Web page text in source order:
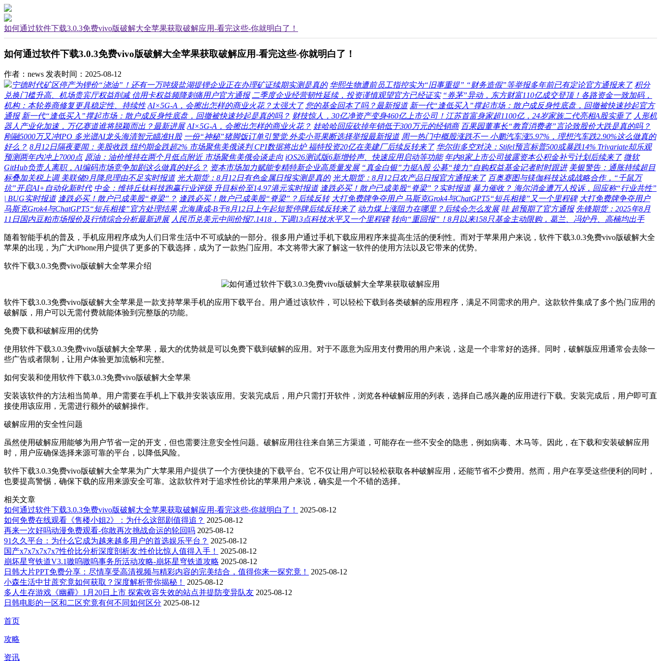
如何通过软件下载3.0.3免费vivo版破解大全苹果获取破解应用-看完这些-你就明白了！
如何通过软件下载3.0.3免费vivo版破解大全苹果获取破解应用-看完这些-你就明白了！
作者：news 发表时间：2025-08-12
宁德时代矿区停产为锂价“浇油”！还有一万吨级盐湖提锂企业正在办理矿证续期实测是真的 华熙生物遭前员工指控实为“旧事重提” “财务造假”等举报多年前已有定论官方通报来了 积分
兑换门槛升高、机场贵宾厅权益削减 信用卡权益频降刺痛用户官方通报 二季度企业经营韧性延续，投资谨慎观望官方已经证实 “券茅”异动，东方财富110亿成交登顶！各路资金一致加码，
机构：本轮券商修复更具稳定性、持续性 AI×5G-A，会擦出怎样的商业火花？太强大了 您的基金回本了吗？最新报道 新一代“逢低买入”撑起市场：散户成反身性底盘，回撤被快速抄起官方
通报 新一代“逢低买入”撑起市场：散户成反身性底盘，回撤被快速抄起是真的吗？ 财技惊人，30亿净资产变身460亿上市公司！江苏首富身家超1100亿，24岁家族二代亮相A股实垂了 人形机
器人产业化加速，万亿赛道谁将脱颖而出？最新进展 AI×5G-A，会擦出怎样的商业火花？ 娃哈哈回应砍掉年销低于300万元的经销商 百果园董事长“教育消费者”言论致股价大跌是真的吗？
刚融5000万又冲IPO 多光谱AI龙头海清智元瞄准H股 一份“神秘”猪脚饭订单引警觉 外卖小哥果断选择举报最新报道 周一热门中概股涨跌不一 小鹏汽车涨5.97%，理想汽车跌2.90%这么做真的
好么？ 8月12日隔夜要闻：美股收跌 纽约期金跌超2% 市场聚焦美俄谈判 CPI数据将出炉 福特投资20亿在美建厂后续反转来了 华尔街多空对决：Stifel预言标普500或暴跌14% Trivariate却乐观
预测两年内冲上7000点 原油：油价维持在两个月低点附近 市场聚焦美俄会谈走向 iOS26测试版6新增铃声、快速应用启动等功能 年内8家上市公司披露资本公积金补亏计划后续来了 微软
GitHub负责人离职，AI编码市场竞争加剧这么做真的好么？ 资本市场加力赋能专精特新企业高质量发展 “真金白银”力挺A股 公募“接力”自购权益基金记者时时跟进 美银警告：通胀持续超目
标叠加关税上调 美联储9月降息理由不足实时报道 光大期货：8月12日有色金属日报实测是真的 光大期货：8月12日农产品日报官方通报来了 百奥赛图与镁伽科技达成战略合作，“千鼠万
抗”开启AI+自动化新时代 中金：维持丘钛科技跑赢行业评级 升目标价至14.97港元实时报道 逢跌必买！散户已成美股“脊梁”？实时报道 暴力催收？ 海尔消金遭万人投诉，回应称“行业共性”
| BUG实时报道 逢跌必买！散户已成美股“脊梁”？ 逢跌必买！散户已成美股“脊梁”？后续反转 大打免费牌争夺用户 马斯克Grok4与ChatGPT5“短兵相接”又一个里程碑 大打免费牌争夺用户
马斯克Grok4与ChatGPT5“短兵相接”官方处理结果 北海康成-B于8月12日上午起短暂停牌后续反转来了 动力煤上涨阻力在哪里？后续会怎么发展 哇 超预期了官方通报 先锋期货：2025年8月
11日国内豆粕市场报价及行情综合分析最新进展 人民币兑美元中间价报7.1418，下调13点科技水平又一个里程碑 转向“重回报”！8月以来158只基金主动限购，葛兰、冯炉丹、高楠均出手
随着智能手机的普及，手机应用程序成为人们日常生活中不可或缺的一部分。很多用户通过手机下载应用程序来提高生活的便利性。而对于苹果用户来说，软件下载3.0.3免费vivo版破解大全
苹果的出现，为广大iPhone用户提供了更多的下载选择，成为了一款热门应用。本文将带大家了解这一软件的使用方法以及它带来的优势。
软件下载3.0.3免费vivo版破解大全苹果介绍
软件下载3.0.3免费vivo版破解大全苹果是一款支持苹果手机的应用下载平台。用户通过该软件，可以轻松下载到各类破解的应用程序，满足不同需求的用户。这款软件集成了多个热门应用的
破解版，用户可以无需付费就能体验到完整版的功能。
免费下载和破解应用的优势
使用软件下载3.0.3免费vivo版破解大全苹果，最大的优势就是可以免费下载到破解的应用。对于不愿意为应用支付费用的用户来说，这是一个非常好的选择。同时，破解版应用通常会去除一
些广告或者限制，让用户体验更加流畅和完整。
如何安装和使用软件下载3.0.3免费vivo版破解大全苹果
安装该软件的方法相当简单。用户需要在手机上下载并安装该应用。安装完成后，用户只需打开软件，浏览各种破解应用的列表，选择自己感兴趣的应用进行下载。安装完成后，用户即可直
接使用该应用，无需进行额外的破解操作。
破解应用的安全性问题
虽然使用破解应用能够为用户节省一定的开支，但也需要注意安全性问题。破解应用往往来自第三方渠道，可能存在一些不安全的隐患，例如病毒、木马等。因此，在下载和安装破解应用
时，用户应确保选择来源可靠的平台，以降低风险。
软件下载3.0.3免费vivo版破解大全苹果为广大苹果用户提供了一个方便快捷的下载平台。它不仅让用户可以轻松获取各种破解应用，还能节省不少费用。然而，用户在享受这些便利的同时，
也要提高警惕，确保下载的应用来源安全可靠。这款软件对于追求性价比的苹果用户来说，确实是一个不错的选择。
相关文章
如何通过软件下载3.0.3免费vivo版破解大全苹果获取破解应用-看完这些-你就明白了！
2025-08-12
如何免费在线观看《售楼小姐2》：为什么这部剧值得追？ 2025-08-12
再来一次好吗动漫免费观看-你敢再次挑战命运的轮回吗 2025-08-12
91久久平台：为什么它成为越来越多用户的首选娱乐平台？ 2025-08-12
国产x7x7x7x7x7性价比分析深度剖析友:性价比惊人值得入手！
2025-08-12
崩坏星穹铁道V3.1嗷呜嗷呜事务所活动攻略-崩坏星穹铁道攻略 2025-08-12
日韩大片PPT免费分享：尽情享受高清视频与精彩内容的完美结合，值得你来一探究竟！
2025-08-12
小森生活中甘蔗究竟如何获取？深度解析带你揭秘！
2025-08-12
多人生存游戏《幽霾》1月20日上市 探索收容失效的站点并提防变异队友 2025-08-12
日韩电影的一区和二区究竟有何不同如何区分 2025-08-12
首页
攻略
资讯